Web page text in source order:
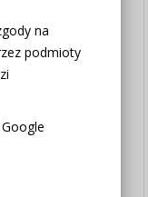
na
podmioty
(w
bez szycia
o
można